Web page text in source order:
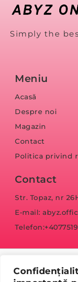
Simply the
Meniu
Acasă
Despre noi
Magazin
Contact
Politica privind
Contact
Str. Topaz, nr
E-mail: